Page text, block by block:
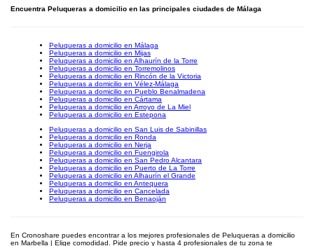
Encuentra Peluqueras a domicilio en las principales ciudades de Málaga
Peluqueras a domicilio en Málaga
Peluqueras a domicilio en Mijas
Peluqueras a domicilio en Alhaurín de la Torre
Peluqueras a domicilio en Torremolinos
Peluqueras a domicilio en Rincón de la Victoria
Peluqueras a domicilio en Vélez-Málaga
Peluqueras a domicilio en Pueblo Benalmadena
Peluqueras a domicilio en Cártama
Peluqueras a domicilio en Arroyo de La Miel
Peluqueras a domicilio en Estepona
Peluqueras a domicilio en San Luis de Sabinillas
Peluqueras a domicilio en Ronda
Peluqueras a domicilio en Nerja
Peluqueras a domicilio en Fuengirola
Peluqueras a domicilio en San Pedro Alcantara
Peluqueras a domicilio en Puerto de La Torre
Peluqueras a domicilio en Alhaurín el Grande
Peluqueras a domicilio en Antequera
Peluqueras a domicilio en Cancelada
Peluqueras a domicilio en Benaoján
En Cronoshare puedes encontrar a los mejores profesionales de Peluqueras a domicilio
en Marbella | Elige comodidad. Pide precio y hasta 4 profesionales de tu zona te